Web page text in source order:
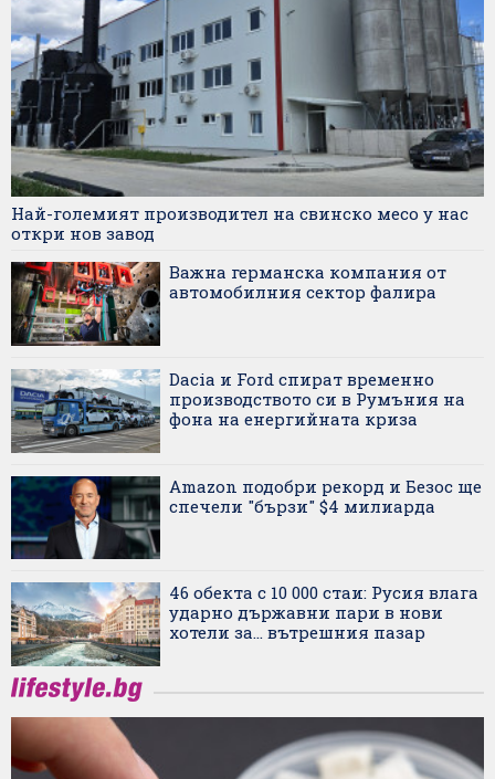
Най-големият производител на свинско месо у нас
откри нов завод
Важна германска компания от
автомобилния сектор фалира
Dacia и Ford спират временно
производството си в Румъния на
фона на енергийната криза
Amazon подобри рекорд и Безос ще
спечели "бързи" $4 милиарда
46 обекта с 10 000 стаи: Русия влага
ударно държавни пари в нови
хотели за... вътрешния пазар